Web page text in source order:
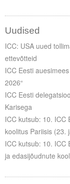
Uudised
ICC: USA uued
ettevõtteid
ICC Eesti
2026“
ICC Eesti
Karisega
ICC kutsub: 10. ICC
koolitus Pariisis (23.
ICC kutsub: 10. ICC
ja edasijõudnute